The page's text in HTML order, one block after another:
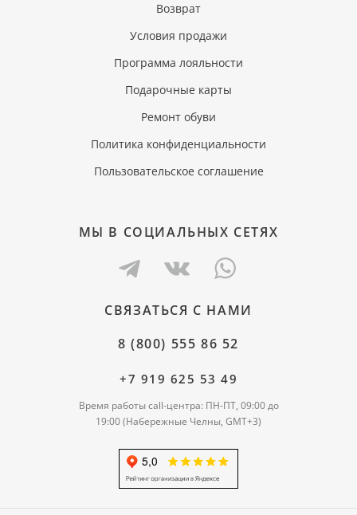
Возврат
Условия продажи
Программа лояльности
Подарочные карты
Ремонт обуви
Политика конфиденциальности
Пользовательское соглашение
МЫ В СОЦИАЛЬНЫХ СЕТЯХ
СВЯЗАТЬСЯ С НАМИ
8 (800) 555 86 52
+7 919 625 53 49
Время работы call-центра: ПН-ПТ, 09:00 до
19:00 (Набережные Челны, GMT+3)